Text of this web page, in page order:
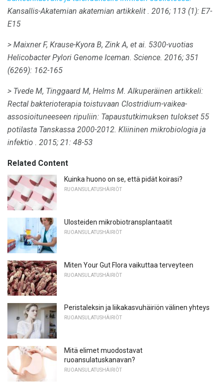
Kansallis-Akatemian akatemian artikkelit . 2016; 113 (1): E7-
E15
> Maixner F, Krause-Kyora B, Zink A, et ai. 5300-vuotias
Helicobacter Pylori Genome Iceman. Science. 2016; 351
(6269): 162-165
> Tvede M, Tinggaard M, Helms M. Alkuperäinen artikkeli:
Rectal bakterioterapia toistuvaan Clostridium-vaikea-
assosioituneeseen ripuliin: Tapaustutkimuksen tulokset 55
potilasta Tanskassa 2000-2012. Kliininen mikrobiologia ja
infektio . 2015; 21: 48-53
Related Content
Kuinka huono on se, että pidät koirasi?
RUOANSULATUSHÄIRIÖT
Ulosteiden mikrobiotransplantaatit
RUOANSULATUSHÄIRIÖT
Miten Your Gut Flora vaikuttaa terveyteen
RUOANSULATUSHÄIRIÖT
Peristaleksin ja liikakasvuhäiriön välinen yhteys
RUOANSULATUSHÄIRIÖT
Mitä elimet muodostavat
ruoansulatuskanavan?
RUOANSULATUSHÄIRIÖT